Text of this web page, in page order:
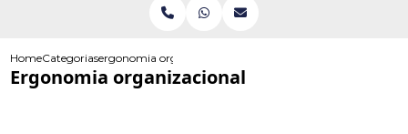
HomeCategoriasergonomia organizacional
Ergonomia organizacional